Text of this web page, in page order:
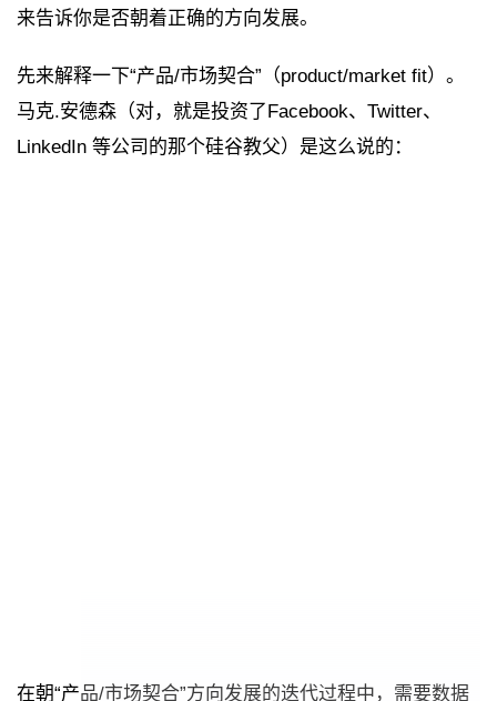
来告诉你是否朝着正确的方向发展。
先来解释一下“产品/市场契合”（product/market fit）。
马克.安德森（对，就是投资了Facebook、Twitter、
LinkedIn 等公司的那个硅谷教父）是这么说的：
在朝“产品/市场契合”方向发展的迭代过程中，需要数据